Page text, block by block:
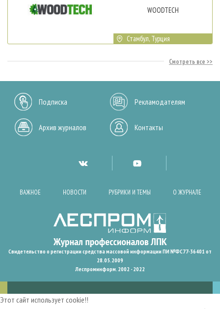
WOODTECH
Стамбул, Турция
Смотреть все
Подписка Рекламодателям
Архив журналов Контакты
ВАЖНОЕ НОВОСТИ РУБРИКИ И ТЕМЫ О ЖУРНАЛЕ
Свидетельство о регистрации средства массовой информации ПИ №ФС77-36401 от
28.05.2009
Леспроминформ. 2002 - 2022
Этот сайт использует cookie!!